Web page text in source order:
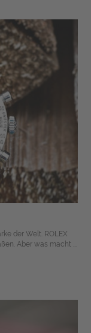
der Welt. ROLEX
Aber was macht ...